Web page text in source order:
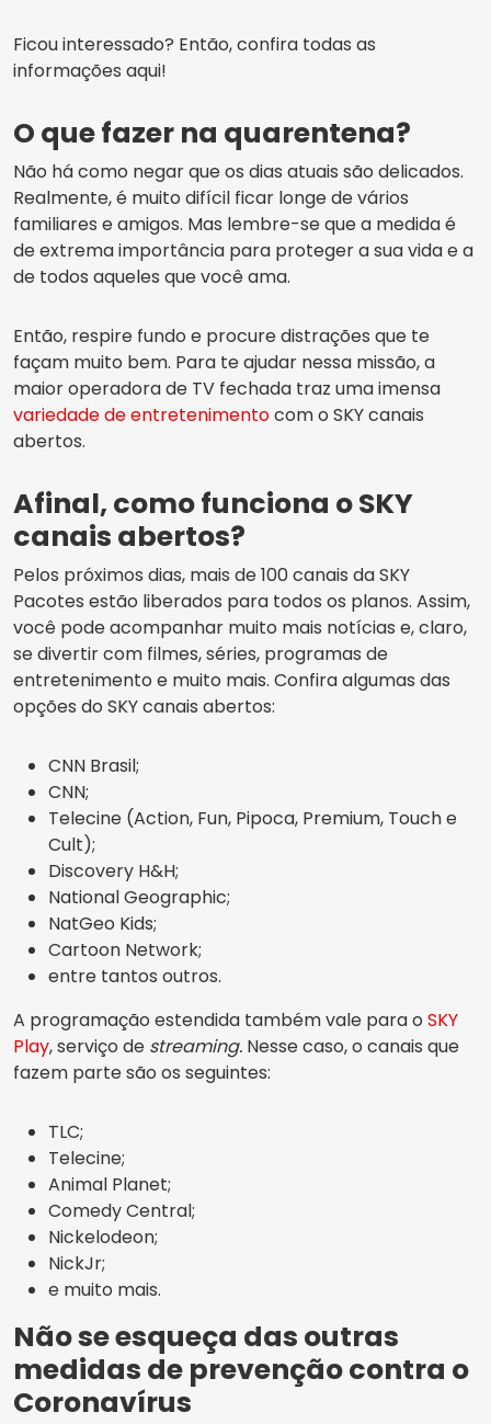
Ficou interessado? Então, confira todas as
informações aqui!
O que fazer na quarentena?
Não há como negar que os dias atuais são delicados.
Realmente, é muito difícil ficar longe de vários
familiares e amigos. Mas lembre-se que a medida é
de extrema importância para proteger a sua vida e a
de todos aqueles que você ama.
Então, respire fundo e procure distrações que te
façam muito bem. Para te ajudar nessa missão, a
maior operadora de TV fechada traz uma imensa
variedade de entretenimentocom o SKY canais
abertos.
Afinal, como funciona o SKY
canais abertos?
Pelos próximos dias, mais de 100 canais da SKY
Pacotes estão liberados para todos os planos. Assim,
você pode acompanhar muito mais notícias e, claro,
se divertir com filmes, séries, programas de
entretenimento e muito mais. Confira algumas das
opções do SKY canais abertos:
CNN Brasil;
CNN;
Telecine (Action, Fun, Pipoca, Premium, Touch e
Cult);
Discovery H&H;
National Geographic;
NatGeo Kids;
Cartoon Network;
entre tantos outros.
A programação estendida também vale para o SKY
Play, serviço de streaming. Nesse caso, o canais que
fazem parte são os seguintes:
TLC;
Telecine;
Animal Planet;
Comedy Central;
Nickelodeon;
NickJr;
e muito mais.
Não se esqueça das outras
medidas de prevenção contra o
Coronavírus